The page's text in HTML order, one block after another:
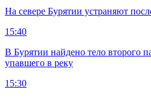
На севере Бурятии устраняют
15:40
В Бурятии найдено тело второго
упавшего в реку
15:30